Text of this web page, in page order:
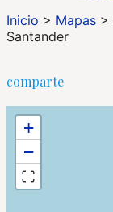
Inicio > Mapas >
Santander
comparte
+
−